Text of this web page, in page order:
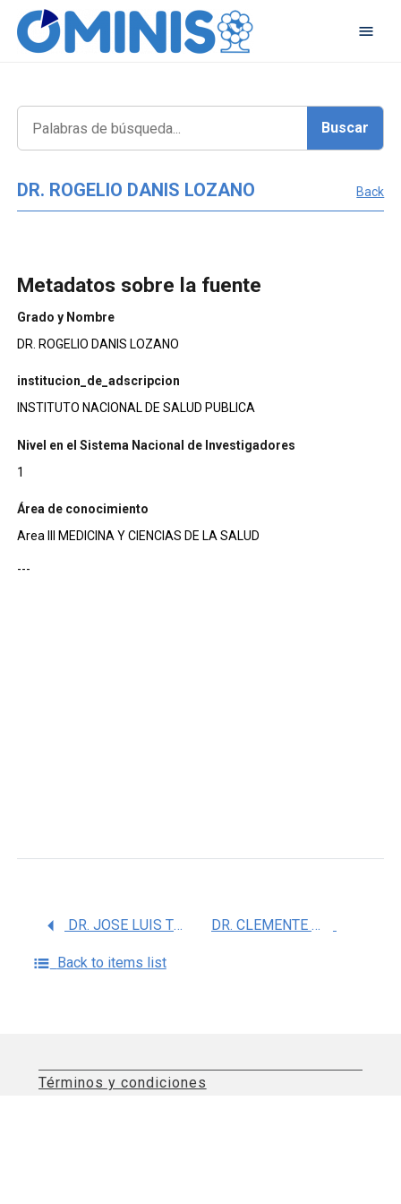
DR. ROGELIO DANIS LOZANO Back
Metadatos sobre la fuente
Grado y Nombre
DR. ROGELIO DANIS LOZANO
institucion_de_adscripcion
INSTITUTO NACIONAL DE SALUD PUBLICA
Nivel en el Sistema Nacional de Investigadores
1
Área de conocimiento
Area III MEDICINA Y CIENCIAS DE LA SALUD
---
DR. JOSE LUIS TORRES ESTRADA DR. CLEMENTE MOSSO GONZALEZ
Back to items list
Términos y condiciones